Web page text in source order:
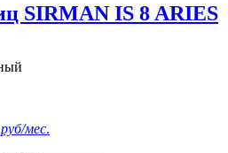
SIRMAN IS 8 ARIES
мес.